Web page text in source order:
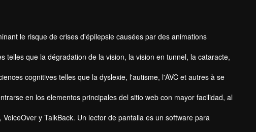
le risque de crises d'épilepsie causées par des animations
telles que la dégradation de la vision, la vision en tunnel, la cataracte,
cognitives telles que la dyslexie, l'autisme, l'AVC et autres à se
en los elementos principales del sitio web con mayor facilidad, al
y TalkBack. Un lector de pantalla es un software para